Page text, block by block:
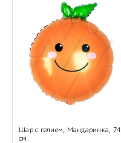
Шар с гелием, Мандаринка, 74
см.